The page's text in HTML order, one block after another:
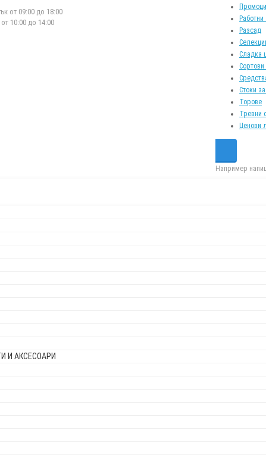
от 09:00 до 18:00
10:00 до 14:00
Разсад
Сладка
Стоки
Торове
Тревни
Ценови
Например
И АКСЕСОАРИ